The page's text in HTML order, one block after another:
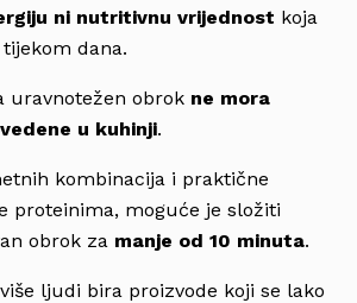
ni nutritivnu vrijednost koja
dana.
uravnotežen obrok ne mora
u kuhinji.
kombinacija i praktične
proteinima, moguće je složiti
obrok za manje od 10 minuta.
ljudi bira proizvode koji se lako